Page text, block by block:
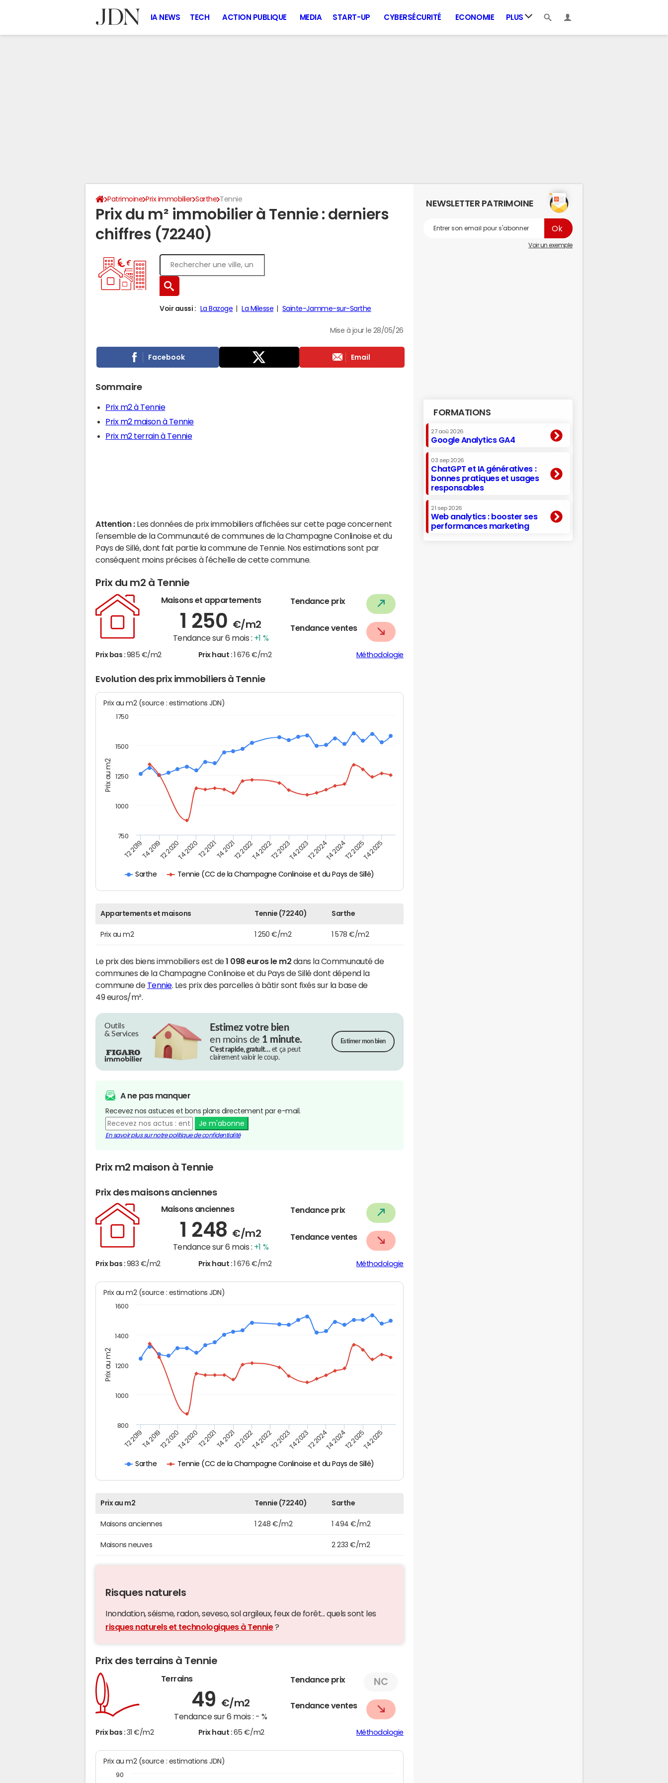
IA NEWS TECH ACTION PUBLIQUE MEDIA START-UP CYBERSÉCURITÉ ECONOMIE PLUS
Patrimoine Prix immobilier Sarthe Tennie
Prix du m² immobilier à Tennie : derniers
chiffres (72240)
Voir aussi : La Bazoge La Milesse Sainte-Jamme-sur-Sarthe
Mise à jour le 28/05/26
Facebook Email
Sommaire
Prix m2 à Tennie
Prix m2 maison à Tennie
Prix m2 terrain à Tennie
Attention : Les données de prix immobiliers affichées sur cette page concernent
l'ensemble de la Communauté de communes de la Champagne Conlinoise et du
Pays de Sillé, dont fait partie la commune de Tennie. Nos estimations sont par
conséquent moins précises à l'échelle de cette commune.
Prix du m2 à Tennie
Maisons et appartements
1 250 €/m2
Tendance sur 6 mois : +1 %
Tendance prix
Tendance ventes
Prix bas : 985 €/m2 Prix haut : 1 676 €/m2 Méthodologie
Evolution des prix immobiliers à Tennie
Prix au m2
Prix au m2 (source : estimations JDN)
Sarthe Tennie (CC de la Champagne Conlinoise et du Pays de Sillé)
T2 2019T4 2019T2 2020T4 2020T2 2021T4 2021T2 2022T4 2022T2 2023T4 2023T2 2024T4 2024T2 2025T4 2025
1000
750
1250
1500
1750
Appartements et maisons Tennie (72240) Sarthe
Prix au m2 1 250 €/m2 1 578 €/m2
Le prix des biens immobiliers est de1 098 euros le m2 dans la Communauté de
communes de la Champagne Conlinoise et du Pays de Sillé dont dépend la
commune de Tennie. Les prix des parcelles à bâtir sont fixés sur la base de
49 euros/m².
Outils
& Services
Estimez votre bien
en moins de 1 minute.
C’est rapide, gratuit…et ça peut
clairement valoir le coup.
Estimer mon bien
A ne pas manquer
Recevez nos astuces et bons plans directement par e-mail.
Je m'abonne
En savoir plus sur notre politique de confidentialité
Prix m2 maison à Tennie
Prix des maisons anciennes
Maisons anciennes
1 248 €/m2
Tendance sur 6 mois : +1 %
Tendance prix
Tendance ventes
Prix bas : 983 €/m2 Prix haut : 1 676 €/m2 Méthodologie
Prix au m2
Prix au m2 (source : estimations JDN)
Sarthe Tennie (CC de la Champagne Conlinoise et du Pays de Sillé)
T2 2019T4 2019T2 2020T4 2020T2 2021T4 2021T2 2022T4 2022T2 2023T4 2023T2 2024T4 2024T2 2025T4 2025
800
1000
1200
1400
1600
Prix au m2 Tennie (72240) Sarthe
Maisons anciennes 1 248 €/m2 1 494 €/m2
Maisons neuves 2 233 €/m2
Risques naturels
Inondation, séisme, radon, seveso, sol argileux, feux de forêt... quels sont les
risques naturels et technologiques à Tennie?
Prix des terrains à Tennie
Terrains
49 €/m2
Tendance sur 6 mois : - %
Tendance prix NC
Tendance ventes
Prix bas : 31 €/m2 Prix haut : 65 €/m2 Méthodologie
Prix au m2 (source : estimations JDN)
90
NEWSLETTER PATRIMOINE
Voir un exemple
FORMATIONS
27 aoû 2026
Google Analytics GA4
03 sep 2026
ChatGPT et IA génératives :
bonnes pratiques et usages
responsables
21 sep 2026
Web analytics : booster ses
performances marketing